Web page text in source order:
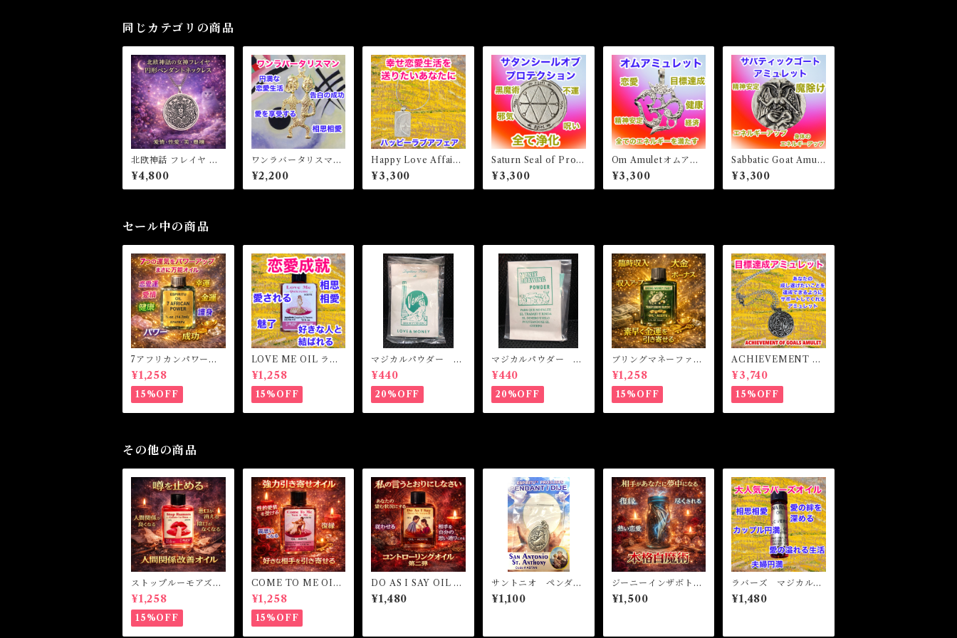
同じカテゴリの商品
北欧神話 フレイヤ 円
形ペンダントネックレ
ス
¥4,800
ワンラバータリスマ
ン ONE LOVER Tal
isman
¥2,200
Happy Love Affair
ハッピーラブアフェ
ア 白魔術アミュレッ
ト
¥3,300
Saturn Seal of Prote
ction サタンシールオ
ブプロテクション 白
魔術アミュレット
¥3,300
Om Amuletオムアミ
ュレット 白魔術アミ
ュレット
¥3,300
Sabbatic Goat Amule
t サバティックゴート
アミュレット 白魔術
アミュレット
¥3,300
セール中の商品
7アフリカンパワー
マジカルオイル・魔女
オイル 7AFRICAN
POWERS Magical O
il
¥1,258
15%OFF
LOVE ME OIL ラブ
ミーオイル -相思相
愛・愛される-
¥1,258
15%OFF
マジカルパウダー ラ
ブ&マネー Magical
Powder LOVE&MO
NEY
¥440
20%OFF
マジカルパウダー マ
ネードローイング M
agical Powder MO
NEY DRAWING
¥440
20%OFF
ブリングマネーファス
ト マジカルオイル・
魔女オイル BRING
MONEY FAST Magi
cal Oil
¥1,258
15%OFF
ACHIEVEMENT O
F GOALS AMULET
-あなたを目標達成へ
と導くアミュレット-
¥3,740
15%OFF
その他の商品
ストップルーモアズ
マジカルオイル・魔女
オイル Stop Rumor
s Magical Oil
¥1,258
15%OFF
COME TO ME OIL
カムトゥーミーオイル
¥1,258
15%OFF
DO AS I SAY OIL -
私の言う通りにしなさ
い-
¥1,480
サントニオ ペンダン
ト
¥1,100
ジーニーインザボト
ル 願望成就 引き寄
せ
¥1,500
ラバーズ マジカルオ
イル・魔女オイル L
OVERS Magical Oil
¥1,480